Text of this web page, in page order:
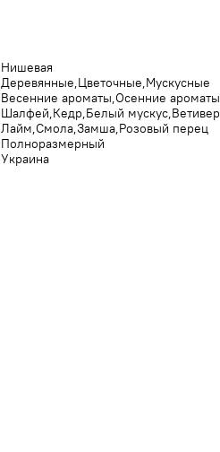
Нишевая
Деревянные Цветочные Мускусные
Весенние ароматы Осенние ароматы
Шалфей Кедр Белый мускус Ветивер
Лайм Смола Замша Розовый перец
Полноразмерный
Украина